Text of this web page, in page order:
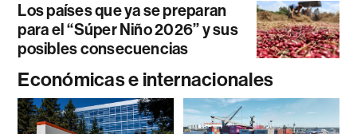
Los países que ya se preparan
para el “Súper Niño 2026” y sus
posibles consecuencias
Económicas e internacionales